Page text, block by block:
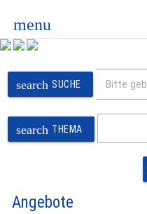
menu
search SUCHE
search THEMA
Angebote